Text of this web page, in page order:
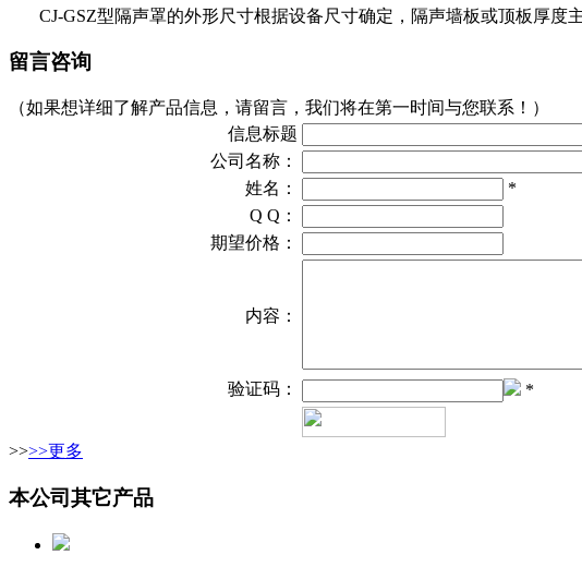
CJ-GSZ型隔声罩的外形尺寸根据设备尺寸确定，隔声墙板或顶板厚度
留言咨询
（如果想详细了解产品信息，请留言，我们将在第一时间与您联系！）
信息标题
公司名称：
姓名：
*
Q Q：
期望价格：
内容：
验证码：
*
>>>>更多
本公司其它产品